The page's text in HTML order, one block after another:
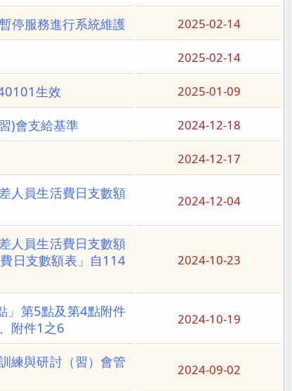
停服務進行系統維護 2025-02-14
2025-02-14
生效 2025-01-09
)會支給基準 2024-12-18
2024-12-17
人員生活費日支數額
2024-12-04
人員生活費日支數額
日支數額表」自114
2024-10-23
」第5點及第4點附件
附件1之6
2024-10-19
練與研討（習）會管
2024-09-02